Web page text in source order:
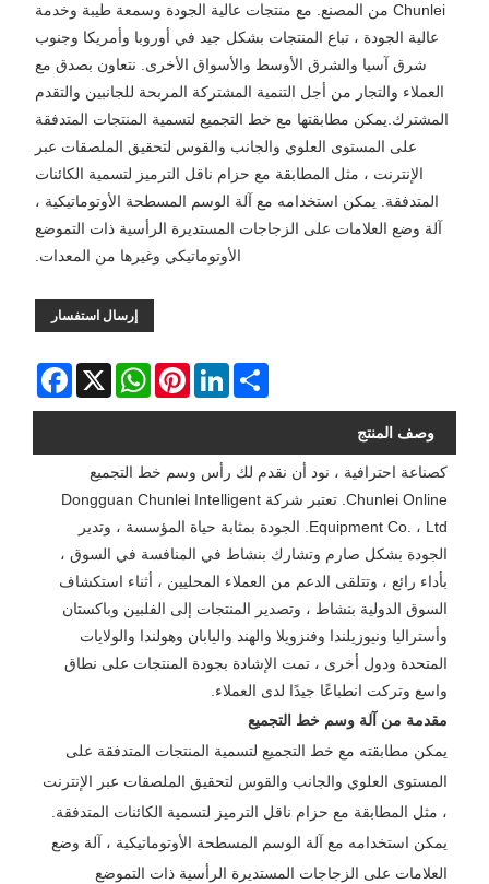
Chunlei من المصنع. مع منتجات عالية الجودة وسمعة طيبة وخدمة
عالية الجودة ، تباع المنتجات بشكل جيد في أوروبا وأمريكا وجنوب
شرق آسيا والشرق الأوسط والأسواق الأخرى. نتعاون بصدق مع
العملاء والتجار من أجل التنمية المشتركة المربحة للجانبين والتقدم
المشترك.يمكن مطابقتها مع خط التجميع لتسمية المنتجات المتدفقة
على المستوى العلوي والجانب والقوس لتحقيق الملصقات عبر
الإنترنت ، مثل المطابقة مع حزام ناقل الترميز لتسمية الكائنات
المتدفقة. يمكن استخدامه مع آلة الوسم المسطحة الأوتوماتيكية ،
آلة وضع العلامات على الزجاجات المستديرة الرأسية ذات التموضع
الأوتوماتيكي وغيرها من المعدات.
إرسال استفسار
Facebook X
WhatsAppPinterestLinkedInShare
وصف المنتج
كصناعة احترافية ، نود أن نقدم لك رأس وسم خط التجميع
Chunlei Online. تعتبر شركة Dongguan Chunlei Intelligent
Equipment Co. ، Ltd. الجودة بمثابة حياة المؤسسة ، وتدير
الجودة بشكل صارم وتشارك بنشاط في المنافسة في السوق ،
بأداء رائع ، وتتلقى الدعم من العملاء المحليين ، أثناء استكشاف
السوق الدولية بنشاط ، وتصدير المنتجات إلى الفلبين وباكستان
وأستراليا ونيوزيلندا وفنزويلا والهند واليابان وهولندا والولايات
المتحدة ودول أخرى ، تمت الإشادة بجودة المنتجات على نطاق
واسع وتركت انطباعًا جيدًا لدى العملاء.
مقدمة من آلة وسم خط التجميع
يمكن مطابقته مع خط التجميع لتسمية المنتجات المتدفقة على
المستوى العلوي والجانب والقوس لتحقيق الملصقات عبر الإنترنت
، مثل المطابقة مع حزام ناقل الترميز لتسمية الكائنات المتدفقة.
يمكن استخدامه مع آلة الوسم المسطحة الأوتوماتيكية ، آلة وضع
العلامات على الزجاجات المستديرة الرأسية ذات التموضع